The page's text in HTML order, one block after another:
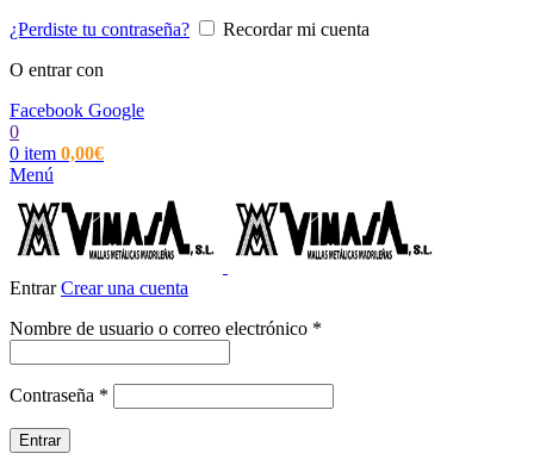
¿Perdiste tu contraseña?
Recordar mi cuenta
O entrar con
Facebook Google
0
0 item 0,00€
Menú
EntrarCrear una cuenta
Nombre de usuario o correo electrónico *
Contraseña *
Entrar